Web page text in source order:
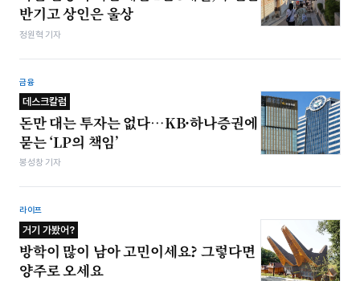
반기고 상인은 울상
정원혁 기자
금융
데스크칼럼
돈만 대는 투자는 없다…KB·하나증권에
묻는 ‘LP의 책임’
봉성창 기자
라이프
거기 가봤어?
방학이 많이 남아 고민이세요? 그렇다면
양주로 오세요